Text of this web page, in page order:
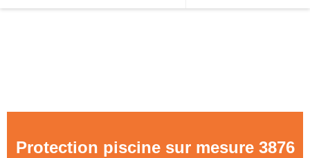
Protection piscine sur mesure 3876